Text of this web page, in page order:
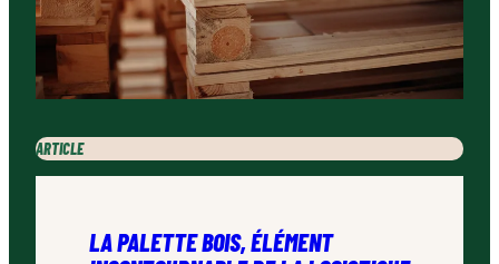
ARTICLE
LA PALETTE BOIS, ÉLÉMENT